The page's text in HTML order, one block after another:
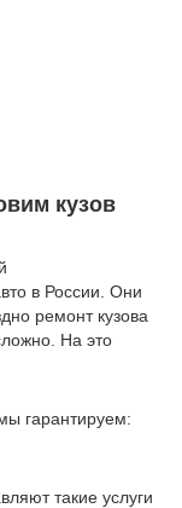
кузов
в России. Они
ремонт кузова
На это
гарантируем:
такие услуги